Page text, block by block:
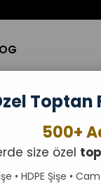
500+
size özel
• HDPE Şişe •